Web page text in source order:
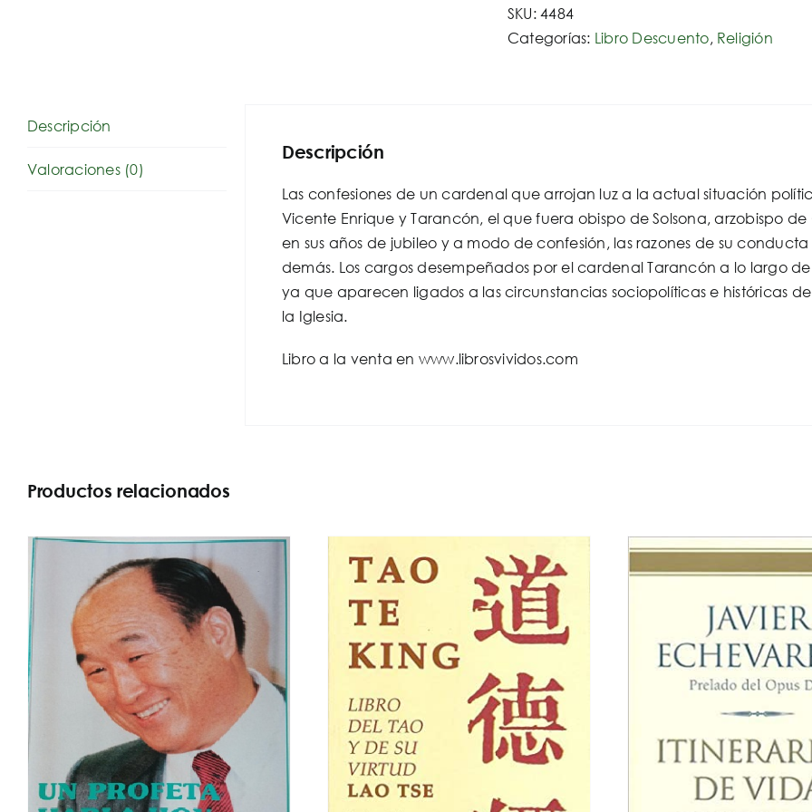
SKU:4484
Categorías: Libro Descuento, Religión
Descripción
Valoraciones (0)
Descripción
Las confesiones de un cardenal que arrojan luz a la actual situación
Vicente Enrique y Tarancón, el que fuera obispo de Solsona, arzobispo
en sus años de jubileo y a modo de confesión, las razones de su
demás. Los cargos desempeñados por el cardenal Tarancón a lo largo
ya que aparecen ligados a las circunstancias sociopolíticas e históricas
la Iglesia.
Libro a la venta en www.librosvividos.com
Productos relacionados